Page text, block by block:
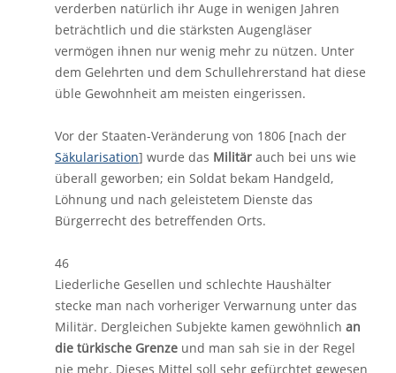
verderben natürlich ihr Auge in wenigen Jahren
beträchtlich und die stärksten Augengläser
vermögen ihnen nur wenig mehr zu nützen. Unter
dem Gelehrten und dem Schullehrerstand hat diese
üble Gewohnheit am meisten eingerissen.
Vor der Staaten-Veränderung von 1806 [nach der
Säkularisation] wurde das Militär auch bei uns wie
überall geworben; ein Soldat bekam Handgeld,
Löhnung und nach geleistetem Dienste das
Bürgerrecht des betreffenden Orts.
46
Liederliche Gesellen und schlechte Haushälter
stecke man nach vorheriger Verwarnung unter das
Militär. Dergleichen Subjekte kamen gewöhnlich an
die türkische Grenze und man sah sie in der Regel
nie mehr. Dieses Mittel soll sehr gefürchtet gewesen